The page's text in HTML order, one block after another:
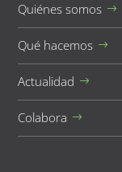
Quiénes somos
Qué hacemos
Actualidad
Colabora